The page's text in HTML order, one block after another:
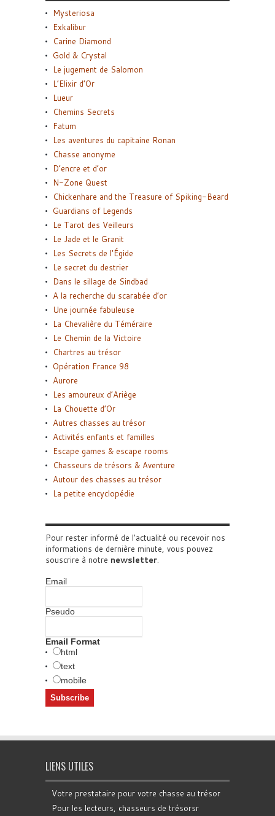
Mysteriosa
Exkalibur
Carine Diamond
Gold & Crystal
Le jugement de Salomon
L’Elixir d’Or
Lueur
Chemins Secrets
Fatum
Les aventures du capitaine Ronan
Chasse anonyme
D’encre et d’or
N-Zone Quest
Chickenhare and the Treasure of Spiking-Beard
Guardians of Legends
Le Tarot des Veilleurs
Le Jade et le Granit
Les Secrets de l’Égide
Le secret du destrier
Dans le sillage de Sindbad
A la recherche du scarabée d’or
Une journée fabuleuse
La Chevalière du Téméraire
Le Chemin de la Victoire
Chartres au trésor
Opération France 98
Aurore
Les amoureux d’Ariège
La Chouette d’Or
Autres chasses au trésor
Activités enfants et familles
Escape games & escape rooms
Chasseurs de trésors & Aventure
Autour des chasses au trésor
La petite encyclopédie
Pour rester informé de l'actualité ou recevoir nos
informations de dernière minute, vous pouvez
souscrire à notre newsletter
Email
Pseudo
Email Format
html
text
mobile
LIENS UTILES
Votre prestataire pour votre chasse au trésor
Pour les lecteurs, chasseurs de trésorsr